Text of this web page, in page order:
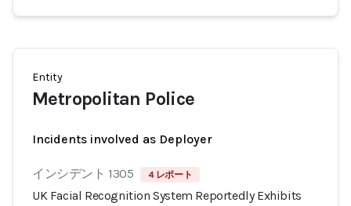
Entity
Metropolitan Police
Incidents involved as Deployer
インシデント 1305 4 レポート
UK Facial Recognition System Reportedly Exhibits